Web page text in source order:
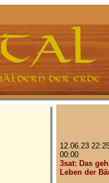
12.06.23
00:00
3sat: Das
Leben der